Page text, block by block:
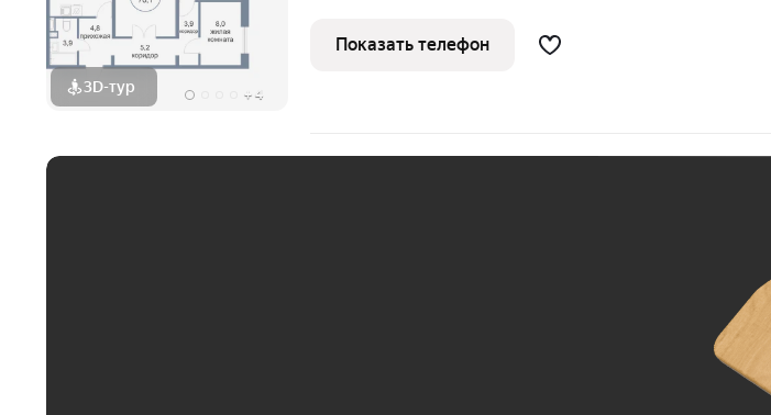
3D-тур + 4
Звоните, чтобы узнать размер вашей скидки! Сибпромстрой - 30
лет на рынке! Готовое жилье.
Показать телефон